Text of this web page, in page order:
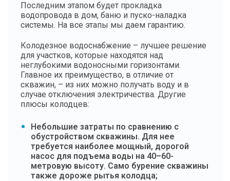
Последним этапом будет прокладка
водопровода в дом, баню и пуско-наладка
системы. На все этапы мы даем гарантию.
Колодезное водоснабжение – лучшее решение
для участков, которые находятся над
неглубокими водоносными горизонтами.
Главное их преимущество, в отличие от
скважин, – из них можно получать воду и в
случае отключения электричества. Другие
плюсы колодцев:
Небольшие затраты по сравнению с
обустройством скважины. Для нее
требуется наиболее мощный, дорогой
насос для подъема воды на 40–60-
метровую высоту. Само бурение скважины
также дороже рытья колодца;